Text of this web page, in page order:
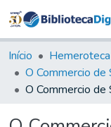
Início Hemeroteca
O Commercio de